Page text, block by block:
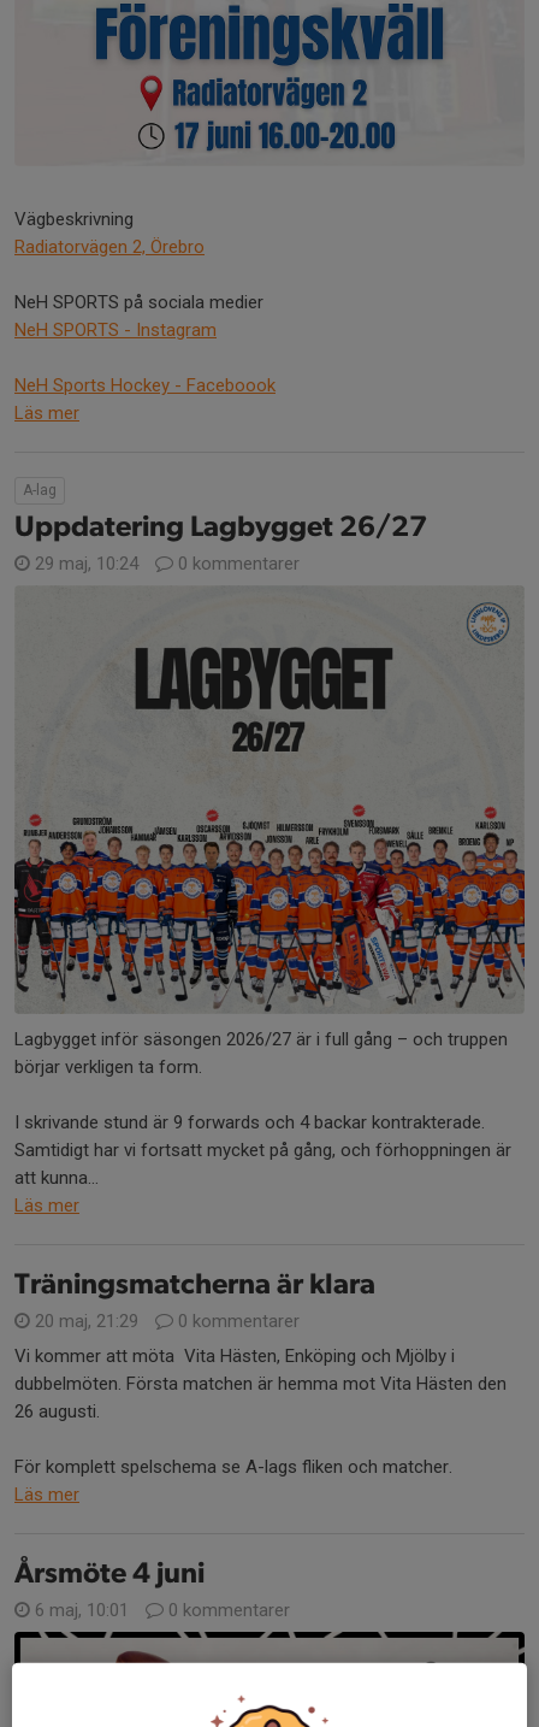
Vägbeskrivning
Radiatorvägen 2, Örebro
NeH SPORTS på sociala medier
NeH SPORTS - Instagram
NeH Sports Hockey - Faceboook
Läs mer
A-lag
Uppdatering Lagbygget 26/27
29 maj, 10:24 0 kommentarer
Lagbygget inför säsongen 2026/27 är i full gång – och truppen
börjar verkligen ta form.
I skrivande stund är 9 forwards och 4 backar kontrakterade.
Samtidigt har vi fortsatt mycket på gång, och förhoppningen är
att kunna...
Läs mer
Träningsmatcherna är klara
20 maj, 21:29
0 kommentarer
Vi kommer att möta Vita Hästen, Enköping och Mjölby i
dubbelmöten. Första matchen är hemma mot Vita Hästen den
26 augusti.
För komplett spelschema se A-lags fliken och matcher.
Läs mer
Årsmöte 4 juni
6 maj, 10:01 0 kommentarer